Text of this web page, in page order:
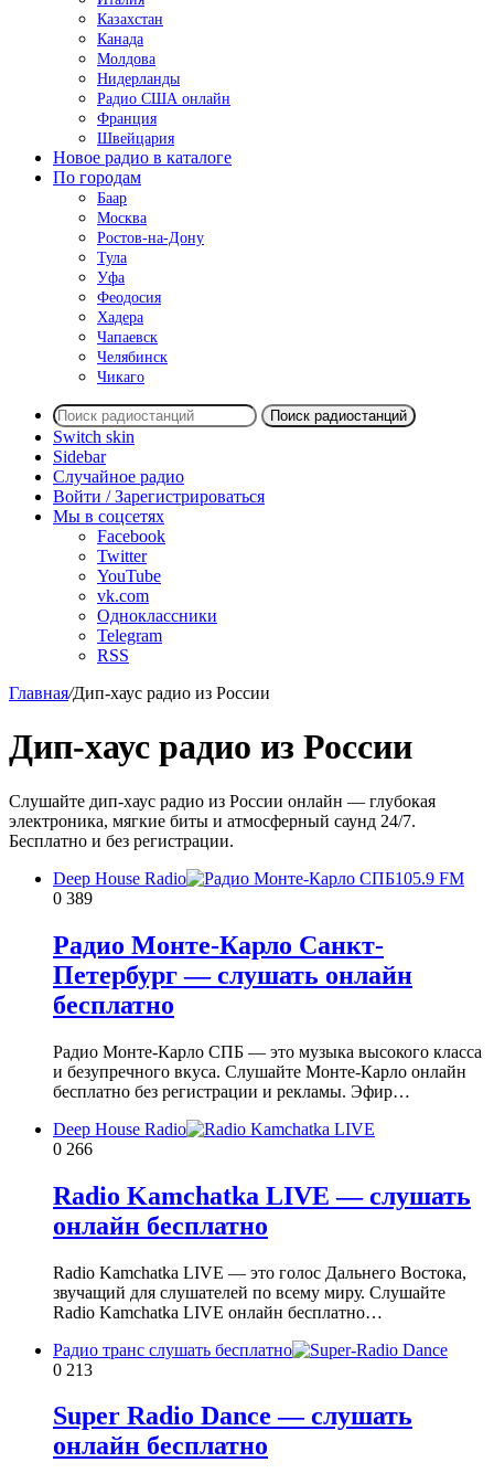
Казахстан
Канада
Молдова
Нидерланды
Радио США онлайн
Франция
Швейцария
Новое радио в каталоге
По городам
Баар
Москва
Ростов-на-Дону
Тула
Уфа
Феодосия
Хадера
Чапаевск
Челябинск
Чикаго
Поиск радиостанций
Switch skin
Sidebar
Случайное радио
Войти / Зарегистрироваться
Мы в соцсетях
Facebook
Twitter
YouTube
vk.com
Одноклассники
Telegram
RSS
Главная/Дип-хаус радио из России
Дип-хаус радио из России
Слушайте дип-хаус радио из России онлайн — глубокая
электроника, мягкие биты и атмосферный саунд 24/7.
Бесплатно и без регистрации.
Deep House Radio
0 389
Радио Монте-Карло Санкт-
Петербург — слушать онлайн
бесплатно
Радио Монте-Карло СПБ — это музыка высокого класса
и безупречного вкуса. Слушайте Монте-Карло онлайн
бесплатно без регистрации и рекламы. Эфир…
Deep House Radio
0 266
Radio Kamchatka LIVE — слушать
онлайн бесплатно
Radio Kamchatka LIVE — это голос Дальнего Востока,
звучащий для слушателей по всему миру. Слушайте
Radio Kamchatka LIVE онлайн бесплатно…
Радио транс слушать бесплатно
0 213
Super Radio Dance — слушать
онлайн бесплатно